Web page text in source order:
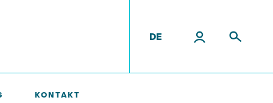
DE
KONTAKT